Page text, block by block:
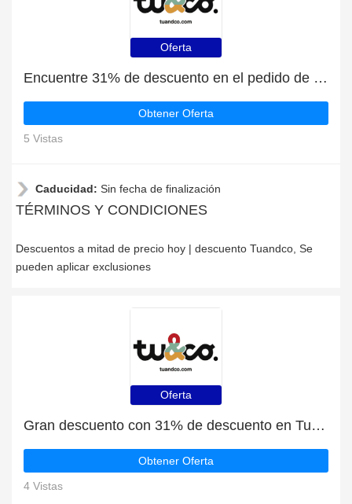
Oferta
Encuentre 31% de descuento en el pedido de Tuandco
Obtener Oferta
5 Vistas
Caducidad: Sin fecha de finalización
TÉRMINOS Y CONDICIONES
Descuentos a mitad de precio hoy | descuento Tuandco, Se
pueden aplicar exclusiones
Oferta
Gran descuento con 31% de descuento en Tuandco
Obtener Oferta
4 Vistas